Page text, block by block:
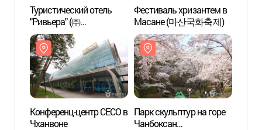
Туристический отель
"Ривьера" (㈜
리베라관광호텔)
Фестиваль хризантем в
Масане (마산국화축제)
Конференц-центр CECO в
Чханвоне
Парк скульптур на горе
Чанбоксан